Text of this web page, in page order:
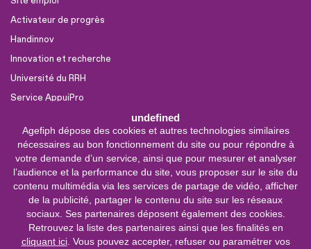
undefined
Agefiph dépose des cookies et autres technologies similaires
nécessaires au bon fonctionnement du site ou pour répondre à
votre demande d’un service, ainsi que pour mesurer et analyser
l’audience et la performance du site, vous proposer sur le site du
contenu multimédia via les services de partage de vidéo, afficher
de la publicité, partager le contenu du site sur les réseaux
sociaux. Ses partenaires déposent également des cookies.
Retrouvez la liste des partenaires ainsi que les finalités en
cliquant ici. Vous pouvez accepter, refuser ou paramétrer vos
Activateur de progrès
Handinnov
Innovation et recherche
Université du RRH
Service AppuiPro
Nous suivre
Youtube
Linkedin
Facebook